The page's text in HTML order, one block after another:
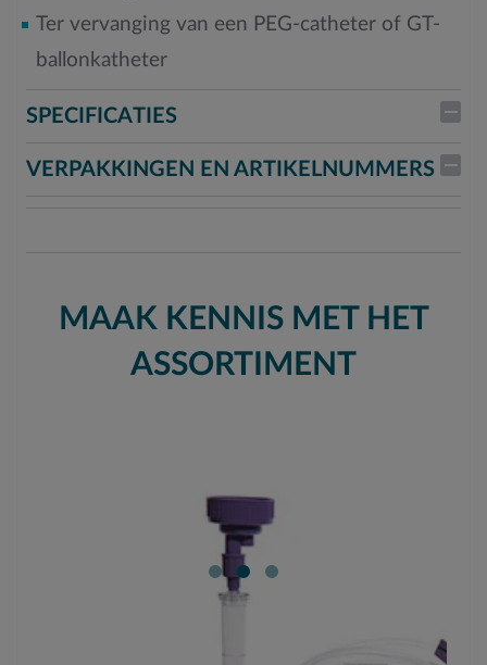
Ter vervanging van een PEG-catheter of GT-
ballonkatheter
SPECIFICATIES
VERPAKKINGEN EN ARTIKELNUMMERS
MAAK KENNIS MET HET
ASSORTIMENT